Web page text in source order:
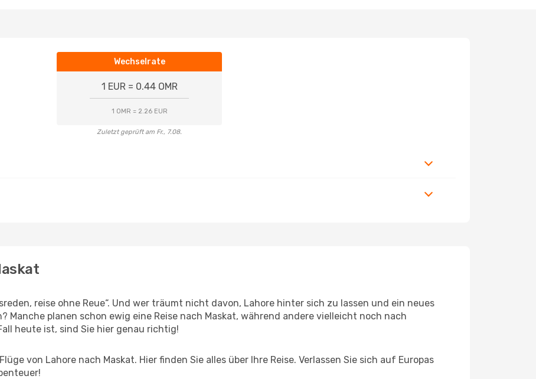
Wechselrate
1 EUR = 0.44 OMR
1 OMR = 2.26 EUR
Zuletzt geprüft am Fr., 7.08.
reise ohne Reue“. Und wer träumt nicht davon, Lahore hinter sich zu lassen und ein neues
Manche planen schon ewig eine Reise nach Maskat, während andere vielleicht noch nach
heute ist, sind Sie hier genau richtig!
von Lahore nach Maskat. Hier finden Sie alles über Ihre Reise. Verlassen Sie sich auf Europas